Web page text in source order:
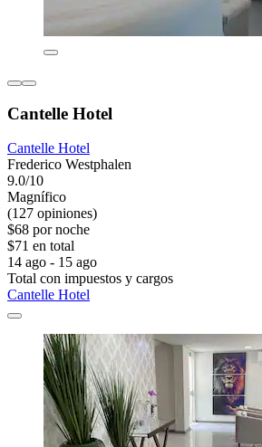
Cantelle Hotel
Cantelle Hotel
Frederico Westphalen
9.0/10
Magnífico
(127 opiniones)
$68 por noche
$71 en total
14 ago - 15 ago
Total con impuestos y cargos
Cantelle Hotel